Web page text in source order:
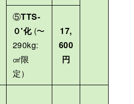
⑤TTS-
０'化(〜
290kg:
㎠限
定）
17,
600
円